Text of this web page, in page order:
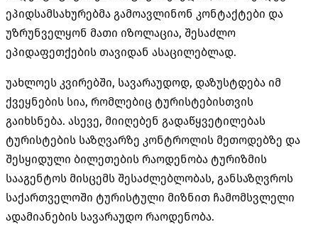
ეპიდსამსახურებმა გამოავლინონ კონტაქტები და
უზრუნველყონ მათი იზოლაცია, შესაძლო
ეპიდაფეთქების თავიდან ასაცილებლად.
უახლოეს კვირებში, სავარაუდოდ, დაზუსტდება იმ
ქვეყნების სია, რომლებიც ტურისტებისთვის
გაიხსნება. ასევე, მიიღებენ გადაწყვეტილებას
ტურისტების საზღვარზე კონტროლის მეთოდებზე და
შესყიდული ბილეთების რაოდენობა ტურიზმის
სააგენტოს მისცემს შესაძლებლობას, განსაზღვროს
საქართველოში ტურისტული მიზნით ჩამომსვლელი
ადამიანების სავარაუდო რაოდენობა.